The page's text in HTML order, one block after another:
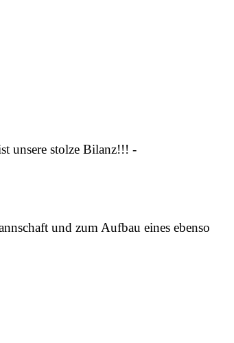
unsere stolze Bilanz!!! -
und zum Aufbau eines ebenso